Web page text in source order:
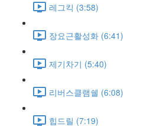
레그킥 (3:58)
장요근활성화 (6:41)
제기차기 (5:40)
리버스클램쉘 (6:08)
힙드릴 (7:19)